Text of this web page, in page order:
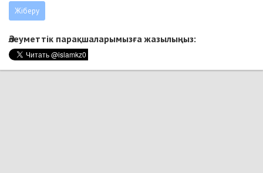
Әлеуметтік парақшаларымызға жазылыңыз: